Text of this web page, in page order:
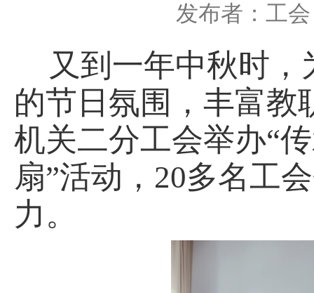
发布者：工会
又到一年中秋时
的节日氛围，丰富教
机关二分工会举办“
扇”活动，20多名工
力。